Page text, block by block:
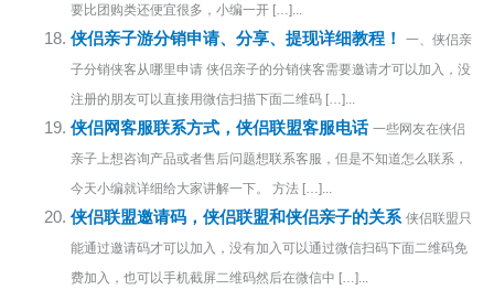
要比团购类还便宜很多，小编一开 […]...
侠侣亲子游分销申请、分享、提现详细教程！ 一、侠侣亲
子分销侠客从哪里申请 侠侣亲子的分销侠客需要邀请才可以加入，没
注册的朋友可以直接用微信扫描下面二维码 […]...
侠侣网客服联系方式，侠侣联盟客服电话 一些网友在侠侣
亲子上想咨询产品或者售后问题想联系客服，但是不知道怎么联系，
今天小编就详细给大家讲解一下。 方法 […]...
侠侣联盟邀请码，侠侣联盟和侠侣亲子的关系 侠侣联盟只
能通过邀请码才可以加入，没有加入可以通过微信扫码下面二维码免
费加入，也可以手机截屏二维码然后在微信中 […]...